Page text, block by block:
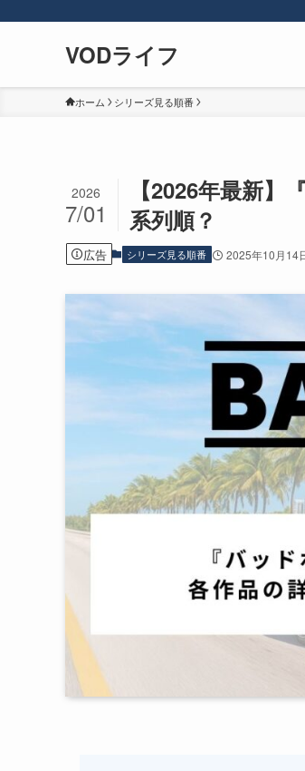
VODライフ
ホーム シリーズ見る順番
【2026年最新
系列順？
2026
7/01
広告 シリーズ見る順番 2025年10月14